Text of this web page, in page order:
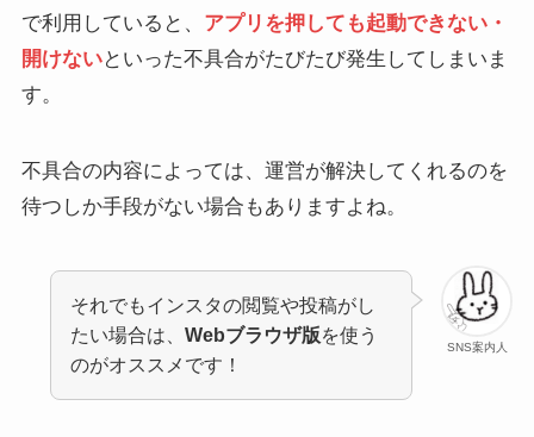
で利用していると、 アプリを押しても起動できない・
開けないといった不具合がたびたび発生してしまいま
す。
不具合の内容によっては、運営が解決してくれるのを
待つしか手段がない場合もありますよね。
SNS案内人
それでもインスタの閲覧や投稿がし
たい場合は、Webブラウザ版を使う
のがオススメです！